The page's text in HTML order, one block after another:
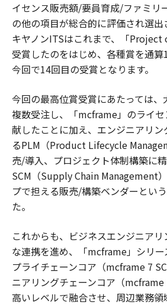
イセンス販売額/要員育成/ファミリ
の他の項目が総合的に評価され選出
キヤノンITSはこれまで、「Project
受賞したのをはじめ、各種賞を通算
今回で14回目の受賞となります。
今回の最高位賞受賞にあたっては、
複数受注し、「mcframe」のライ
献したことに加え、エンジニアリ
るPLM（Product Lifecycle
売/導入、プロジェクト体制構築に
SCM（Supply Chain Management
プで担える販売/構築ベンダーとい
た。
これからも、ビジネスエンジニア
な連携を進め、「mcframe」シリ
プライチェーンコア（mcframe 7
ニアリングチェーンコア（mcframe
高いレベルで融合させ、周辺業務